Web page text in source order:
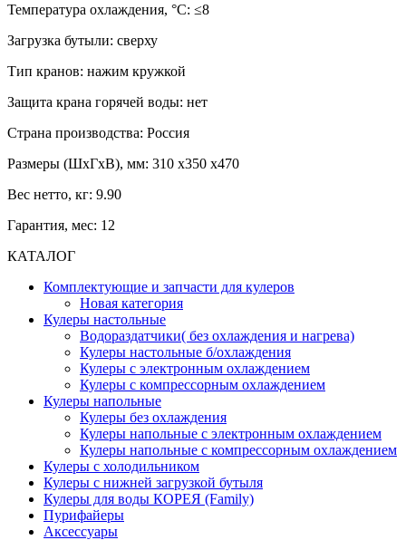
Температура охлаждения, °С: ≤8
Загрузка бутыли: сверху
Тип кранов: нажим кружкой
Защита крана горячей воды: нет
Страна производства: Россия
Размеры (ШхГхВ), мм: 310 х350 х470
Вес нетто, кг: 9.90
Гарантия, мес: 12
КАТАЛОГ
Комплектующие и запчасти для кулеров
Новая категория
Кулеры настольные
Водораздатчики( без охлаждения и нагрева)
Кулеры настольные б/охлаждения
Кулеры с электронным охлаждением
Кулеры с компрессорным охлаждением
Кулеры напольные
Кулеры без охлаждения
Кулеры напольные с электронным охлаждением
Кулеры напольные с компрессорным охлаждением
Кулеры с холодильником
Кулеры с нижней загрузкой бутыля
Кулеры для воды КОРЕЯ (Family)
Пурифайеры
Аксессуары